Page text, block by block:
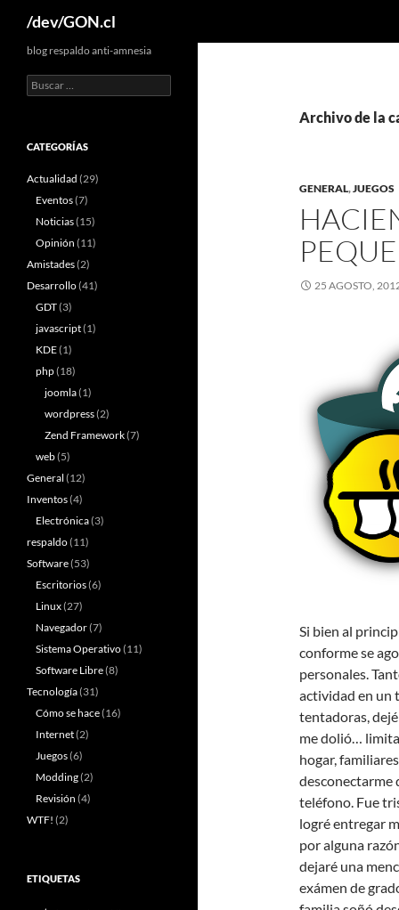
/dev/GON.cl
Archivo de la
GENERAL,JUEGOS
25 AGOSTO,
Si bien al
conforme se
personales.
actividad en un
tentadoras,
me dolió…
hogar,
desconectarme
teléfono. Fue
logré entregar
por alguna
dejaré una
exámen de
blog respaldo anti-amnesia
Buscar:
CATEGORÍAS
Actualidad (29)
Eventos(7)
Noticias(15)
Opinión (11)
Amistades(2)
Desarrollo(41)
GDT(3)
javascript(1)
KDE(1)
php(18)
joomla(1)
wordpress(2)
Zend Framework(7)
web(5)
General (12)
Inventos(4)
Electrónica(3)
respaldo(11)
Software(53)
Escritorios(6)
Linux(27)
Navegador(7)
Sistema Operativo(11)
Software Libre(8)
Tecnología(31)
Cómo se hace(16)
Internet(2)
Juegos(6)
Modding(2)
Revisión (4)
WTF! (2)
ETIQUETAS